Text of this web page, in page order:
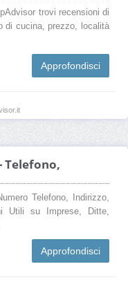
trovi recensioni di
di cucina, prezzo, località
Approfondisci
Telefono,
Telefono, Indirizzo,
Utili su Imprese, Ditte,
Approfondisci